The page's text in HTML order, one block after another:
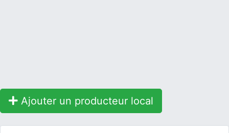
Ajouter un producteur local